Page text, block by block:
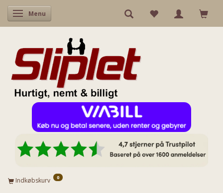
Skifte navigation
Menu
Indkøbskurv 0